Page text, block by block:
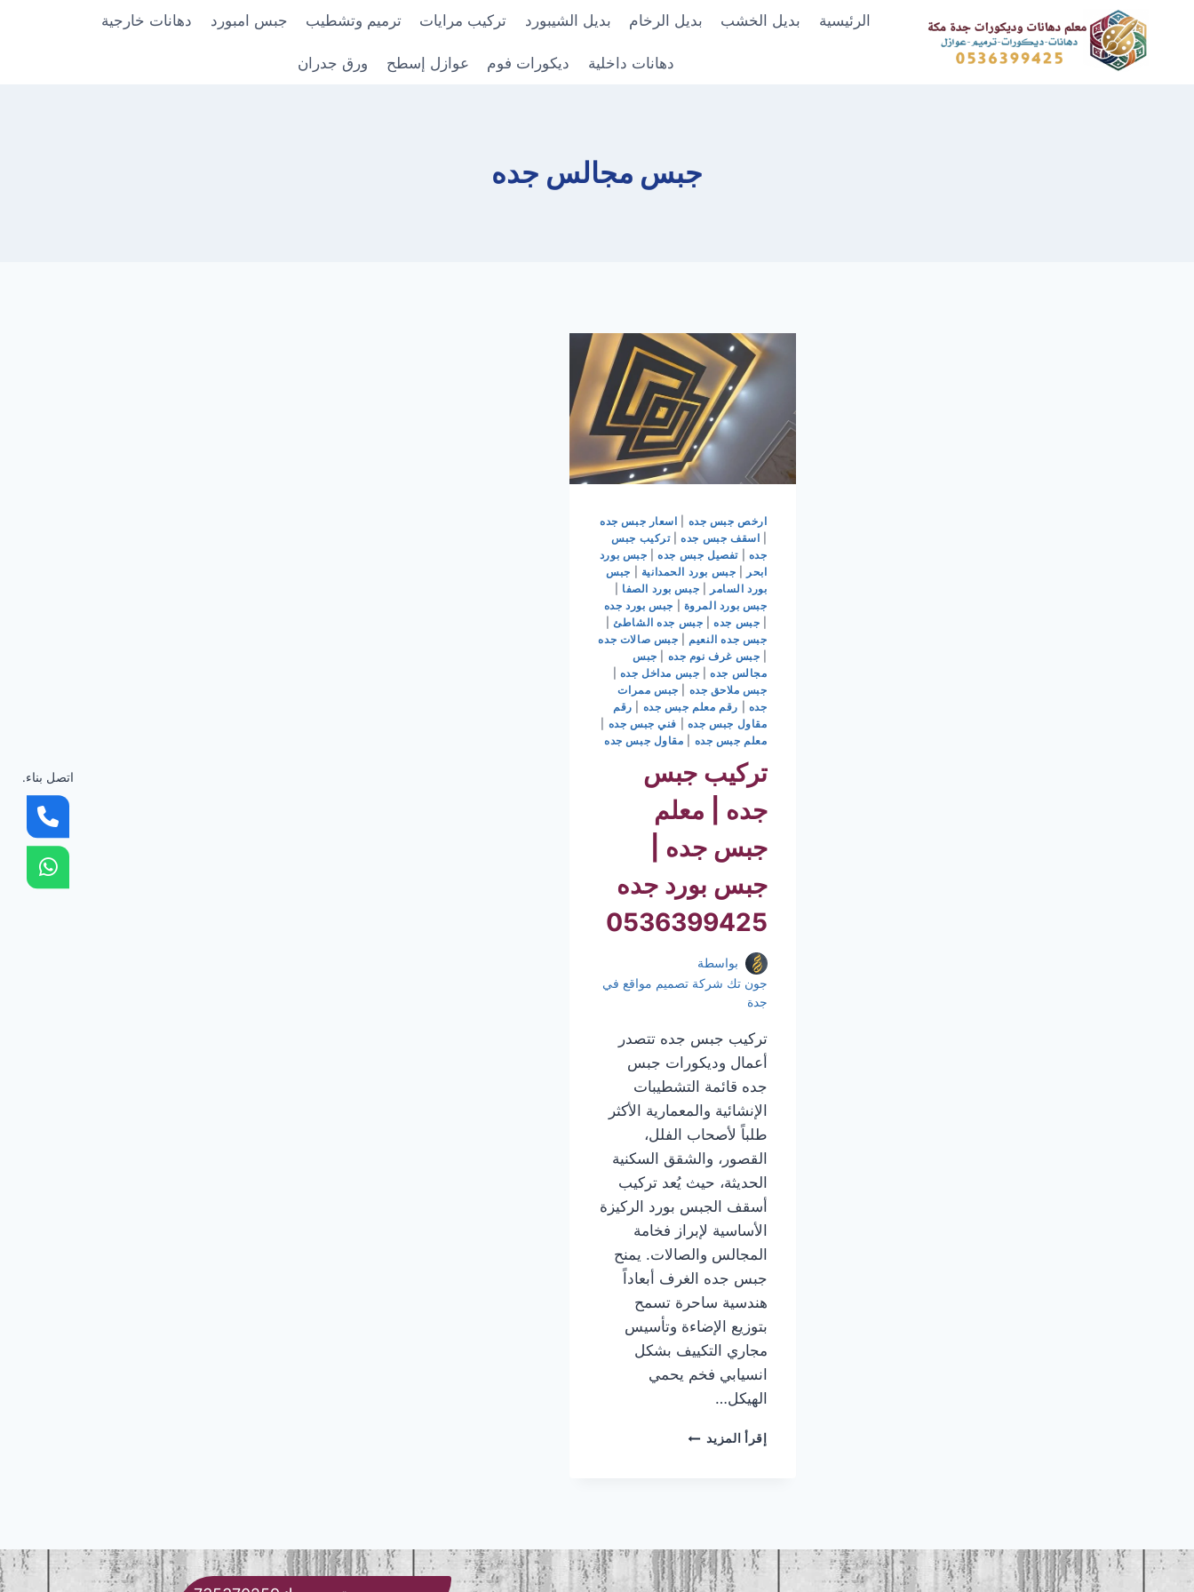
المحتوى
الرئيسية بديل الخشب بديل الرخام بديل الشيبورد تركيب مرايات ترميم وتشطيب جبس امبورد دهانات خارجية
دهانات داخلية ديكورات فوم عوازل إسطح ورق جدران
جبس مجالس جده
ارخص جبس جده
اسعار جبس جده
اسقف جبس جده|تركيب جبس
جده
تفصيل جبس جده| جبس بورد
ابحر
جبس بورد الحمدانية
جبس
بورد السامر
جبس بورد الصفا
جبس بورد المروة
جبس بورد جده
جبس جده| جبس جده الشاطئ|
جبس جده النعيم
جبس صالات جده
جبس غرف نوم جده
جبس
مجالس جده| جبس مداخل جده
جبس ملاحق جده
جبس ممرات
جده
رقم معلم جبس جده
رقم
مقاول جبس جده
فني جبس جده
معلم جبس جده
مقاول جبس جده
تركيب جبس
جده | معلم
جبس جده |
جبس بورد جده
0536399425
بواسطة
جون تك شركة تصميم مواقع في
جدة
تركيب جبس جده تتصدر
أعمال وديكورات جبس
جده قائمة التشطيبات
الإنشائية والمعمارية الأكثر
طلباً لأصحاب الفلل،
القصور، والشقق السكنية
الحديثة، حيث يُعد تركيب
أسقف الجبس بورد الركيزة
الأساسية لإبراز فخامة
المجالس والصالات. يمنح
جبس جده الغرف أبعاداً
هندسية ساحرة تسمح
بتوزيع الإضاءة وتأسيس
مجاري التكييف بشكل
انسيابي فخم يحمي
الهيكل…
إقرأ المزيد تركيب
جده
|
جبس
اتصل بناء.